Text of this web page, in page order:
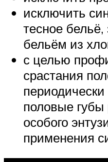
исключить
тесное
бельём из
с целью
срастания
половые губы
особого
применения